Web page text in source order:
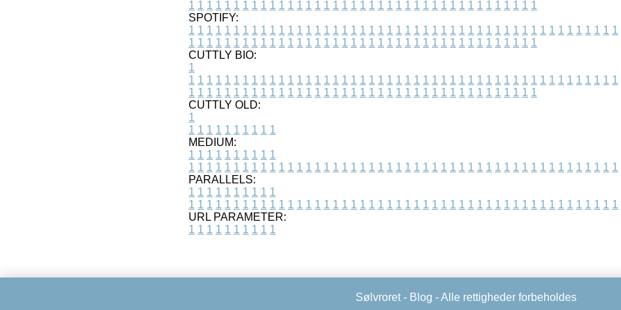
1 1 1 1 1 1 1 1 1 1 1 1 1 1 1 1 1 1 1 1 1 1 1 1 1 1 1 1 1 1 1 1 1 1 1 1 1 1 1
SPOTIFY:
1 1 1 1 1 1 1 1 1 1 1 1 1 1 1 1 1 1 1 1 1 1 1 1 1 1 1 1 1 1 1 1 1 1 1 1 1 1 1 1 1 1 1 1 1 1 1 1
1 1 1 1 1 1 1 1 1 1 1 1 1 1 1 1 1 1 1 1 1 1 1 1 1 1 1 1 1 1 1 1 1 1 1 1 1 1 1
CUTTLY BIO:
1
1 1 1 1 1 1 1 1 1 1 1 1 1 1 1 1 1 1 1 1 1 1 1 1 1 1 1 1 1 1 1 1 1 1 1 1 1 1 1 1 1 1 1 1 1 1 1 1
1 1 1 1 1 1 1 1 1 1 1 1 1 1 1 1 1 1 1 1 1 1 1 1 1 1 1 1 1 1 1 1 1 1 1 1 1 1 1
CUTTLY OLD:
1
1 1 1 1 1 1 1 1 1 1
MEDIUM:
1 1 1 1 1 1 1 1 1 1
1 1 1 1 1 1 1 1 1 1 1 1 1 1 1 1 1 1 1 1 1 1 1 1 1 1 1 1 1 1 1 1 1 1 1 1 1 1 1 1 1 1 1 1 1 1 1 1
PARALLELS:
1 1 1 1 1 1 1 1 1 1
1 1 1 1 1 1 1 1 1 1 1 1 1 1 1 1 1 1 1 1 1 1 1 1 1 1 1 1 1 1 1 1 1 1 1 1 1 1 1 1 1 1 1 1 1 1 1 1
URL PARAMETER:
1 1 1 1 1 1 1 1 1 1
Sølvroret - Blog - Alle rettigheder forbeholdes